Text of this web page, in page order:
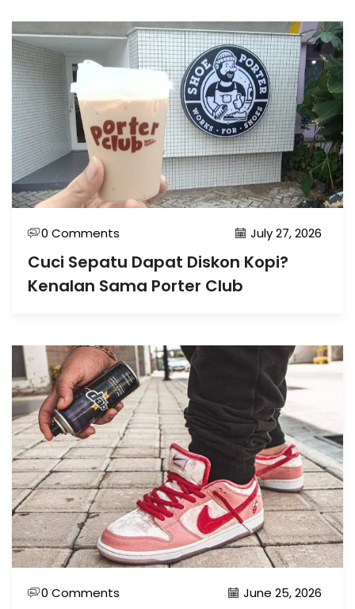
July 27, 2026
0 Comments
Cuci Sepatu Dapat Diskon Kopi?
Kenalan Sama Porter Club
June 25, 2026
0 Comments